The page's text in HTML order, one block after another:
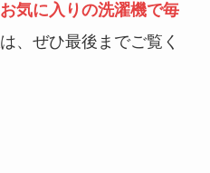
お気に入りの洗濯機で毎
は、ぜひ最後までご覧く